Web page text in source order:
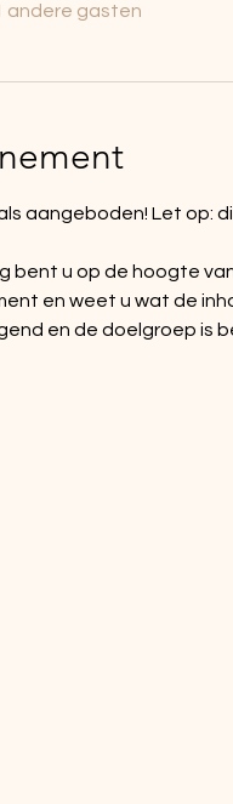
andere gasten
aangeboden! Let op:
bent u op de hoogte
en weet u wat de
en de doelgroep is